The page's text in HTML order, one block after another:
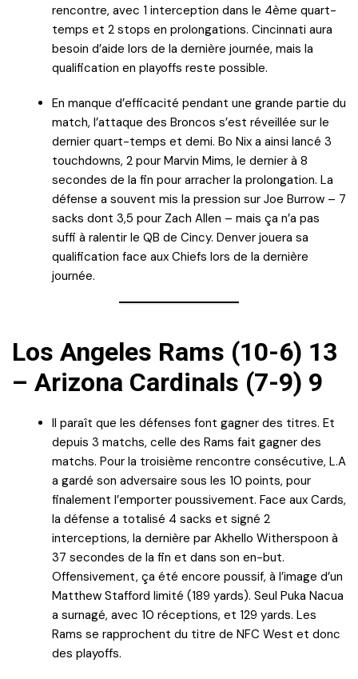
rencontre, avec 1 interception dans le 4ème quart-
temps et 2 stops en prolongations. Cincinnati aura
besoin d’aide lors de la dernière journée, mais la
qualification en playoffs reste possible.
En manque d’efficacité pendant une grande partie du
match, l’attaque des Broncos s’est réveillée sur le
dernier quart-temps et demi. Bo Nix a ainsi lancé 3
touchdowns, 2 pour Marvin Mims, le dernier à 8
secondes de la fin pour arracher la prolongation. La
défense a souvent mis la pression sur Joe Burrow – 7
sacks dont 3,5 pour Zach Allen – mais ça n’a pas
suffi à ralentir le QB de Cincy. Denver jouera sa
qualification face aux Chiefs lors de la dernière
journée.
Los Angeles Rams (10-6) 13
– Arizona Cardinals (7-9) 9
Il paraît que les défenses font gagner des titres. Et
depuis 3 matchs, celle des Rams fait gagner des
matchs. Pour la troisième rencontre consécutive, L.A
a gardé son adversaire sous les 10 points, pour
finalement l’emporter poussivement. Face aux Cards,
la défense a totalisé 4 sacks et signé 2
interceptions, la dernière par Akhello Witherspoon à
37 secondes de la fin et dans son en-but.
Offensivement, ça été encore poussif, à l’image d’un
Matthew Stafford limité (189 yards). Seul Puka Nacua
a surnagé, avec 10 réceptions, et 129 yards. Les
Rams se rapprochent du titre de NFC West et donc
des playoffs.